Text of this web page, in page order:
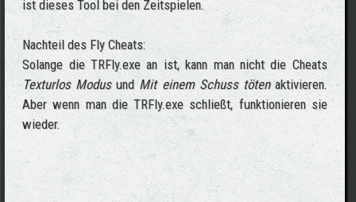
ist dieses Tool bei den Zeitspielen.
Nachteil des Fly Cheats:
Solange die TRFly.exe an ist, kann man nicht die Cheats
Texturlos Modusund Mit einem Schuss tötenaktivieren.
Aber wenn man die TRFly.exe schließt, funktionieren sie
wieder.